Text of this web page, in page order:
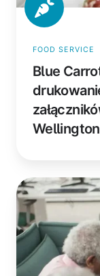
z
Wellington
FOOD SERVICE
Blue
Wellington
Burgher
Haggard:
Jak
firma
usług
finansowych